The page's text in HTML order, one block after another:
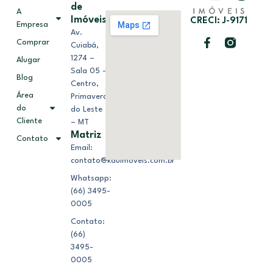
CRECI: J-9171
A
Empresa
Comprar
Alugar
Blog
Área
do
Cliente
Contato
de
Imóveis
Av.
Cuiabá,
1274 –
Sala 05 –
Centro,
Primavera
do Leste
– MT
Matriz
Email:
contato@kduimoveis.com.br
Whatsapp:
(66) 3495-
0005
Contato:
(66)
3495-
0005